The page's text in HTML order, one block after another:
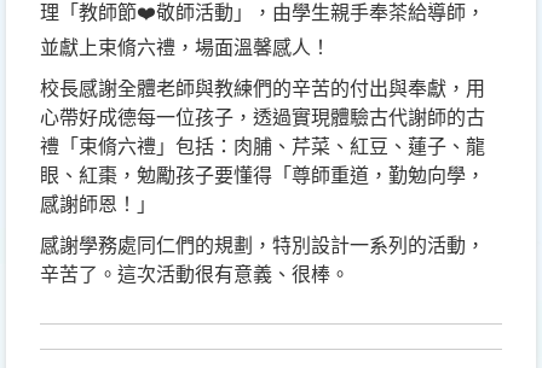
理「教師節❤️敬師活動」，由學生親手奉茶給導師，
並獻上束脩六禮，場面溫馨感人！
校長感謝全體老師與教練們的辛苦的付出與奉獻，用
心帶好成德每一位孩子，透過實現體驗古代謝師的古
禮「束脩六禮」包括：肉脯、芹菜、紅豆、蓮子、龍
眼、紅棗，勉勵孩子要懂得「尊師重道，勤勉向學，
感謝師恩！」
感謝學務處同仁們的規劃，特別設計一系列的活動，
辛苦了。這次活動很有意義、很棒。